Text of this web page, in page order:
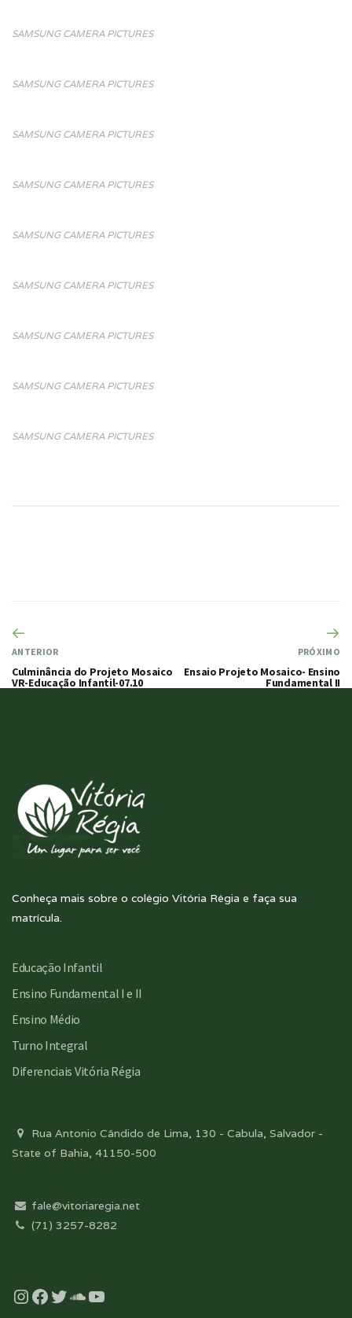
SAMSUNG CAMERA PICTURES
SAMSUNG CAMERA PICTURES
SAMSUNG CAMERA PICTURES
SAMSUNG CAMERA PICTURES
SAMSUNG CAMERA PICTURES
SAMSUNG CAMERA PICTURES
SAMSUNG CAMERA PICTURES
SAMSUNG CAMERA PICTURES
SAMSUNG CAMERA PICTURES
ANTERIOR
Culminância do Projeto Mosaico
VR-Educação Infantil-07.10
PRÓXIMO
Ensaio Projeto Mosaico- Ensino
Fundamental II
Conheça mais sobre o colégio Vitória Régia e faça sua
matrícula.
Educação Infantil
Ensino Fundamental I e II
Ensino Médio
Turno Integral
Diferenciais Vitória Régia
Rua Antonio Cândido de Lima, 130 - Cabula, Salvador -
State of Bahia, 41150-500
fale@vitoriaregia.net
(71) 3257-8282
Instagram
Facebook
Twitter
Soundcloud
YouTube